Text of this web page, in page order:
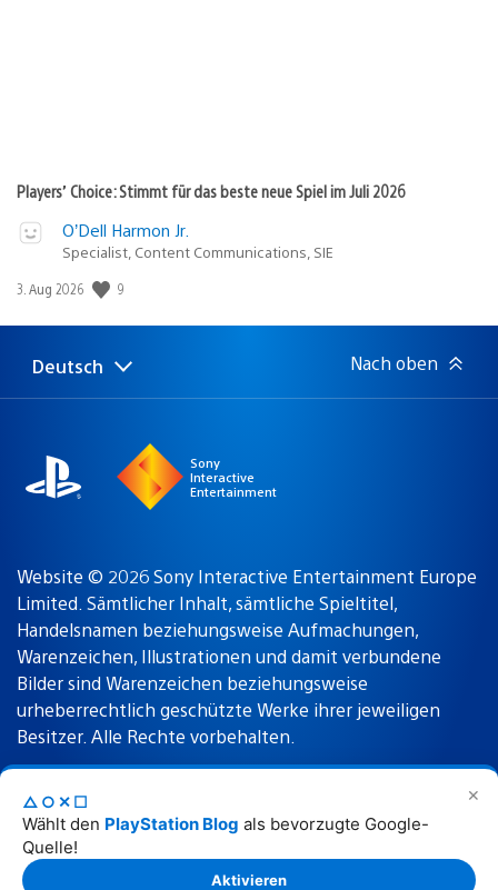
✕
△○✕☐
Wählt den PlayStation Blog als bevorzugte Google-
Quelle!
Aktivieren
Players’ Choice: Stimmt für das beste neue Spiel im Juli 2026
O’Dell Harmon Jr.
Specialist, Content Communications, SIE
Veröffentlichungsdatum:
3. Aug 2026 9
Select
a
Aktuelle
Region:
Deutsch Nach oben
Sony
Interactive
Entertainment
Website © 2026 Sony Interactive Entertainment Europe
Limited. Sämtlicher Inhalt, sämtliche Spieltitel,
Handelsnamen beziehungsweise Aufmachungen,
Warenzeichen, Illustrationen und damit verbundene
Bilder sind Warenzeichen beziehungsweise
urheberrechtlich geschützte Werke ihrer jeweiligen
Besitzer. Alle Rechte vorbehalten.
Nutzungsbedingungen Datenschutzrichtlinie
Rechtliche Hinweise